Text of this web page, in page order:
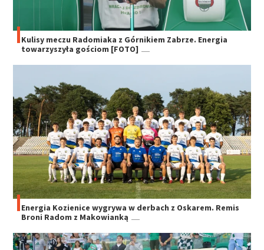
Kulisy meczu Radomiaka z Górnikiem Zabrze. Energia
towarzyszyła gościom [FOTO]
Energia Kozienice wygrywa w derbach z Oskarem. Remis
Broni Radom z Makowianką